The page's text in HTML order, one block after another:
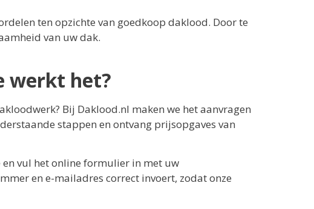
ten opzichte van goedkoop daklood. Door te
van uw dak.
werkt het?
Bij Daklood.nl maken we het aanvragen
stappen en ontvang prijsopgaves van
en vul het online formulier in met uw
en e-mailadres correct invoert, zodat onze